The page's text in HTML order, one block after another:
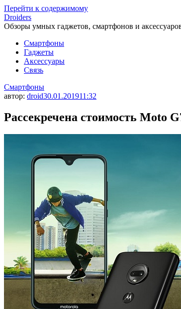
Перейти к содержимому
Droiders
Обзоры умных гаджетов, смартфонов и
Смартфоны
Гаджеты
Аксессуары
Связь
Смартфоны
автор: droid30.01.201911:32
Рассекречена стоимость Moto